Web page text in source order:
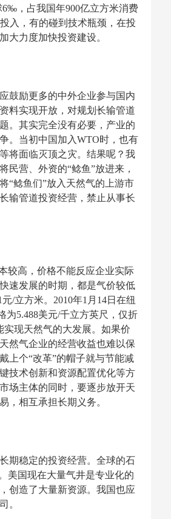
6‰，占我国年900亿立方米消费
入，有的碰到技术瓶颈，在投
大力度加快投资建设。
鼓励更多的中外企业参与国内
料实现开放，对规划长输管道
。其实完全没有必要，产业的
。当初中国加入WTO时，也有
将面临灭顶之灾。结果呢？我
营、外资的“鲶鱼”放进来，
“鲶鱼们”放入天然气的上游市
输管道投资经营，禁止从事长
较高，价格不能反应企业实际
速发展的时期，都是气价较低
/立方米。2010年1月14日在纽
为5.488美元/千立方英尺，仅折
实现天然气的大发展。如果价
然气企业的经营收益也难以保
上个“改革”的帽子就与节能减
技术创新和资源配置优化等方
场主体的同时，要逐步放开天
，相互承担长期义务。
期稳定的投资经营。全球的石
美国现在大量气井是专业化的
创造了大量新资源。我国也应
。